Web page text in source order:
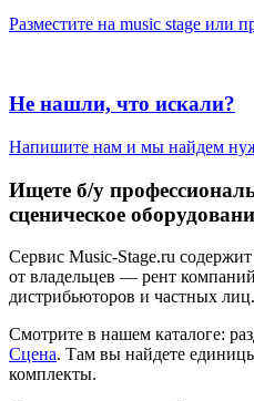
Разместите на music stage или
Не нашли, что искали?
Напишите нам и мы найдем
Ищете б/у
сценическое
Сервис Music-Stage.ru
от владельцев — рент
дистрибьюторов и частных лиц.
Смотрите в нашем каталоге:
Сцена. Там вы найдете
комплекты.